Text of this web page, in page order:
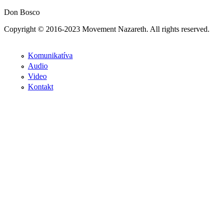
Don Bosco
Copyright © 2016-2023 Movement Nazareth. All rights reserved.
Komunikatíva
Audio
Video
Kontakt